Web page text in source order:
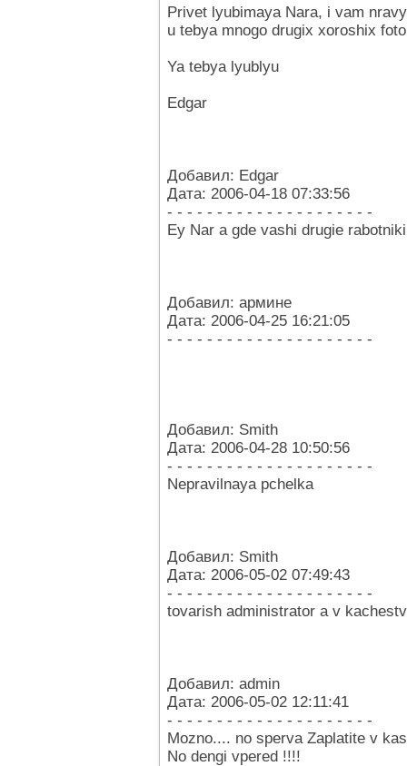
Privet lyubimaya Nara, i vam
u tebya mnogo drugix xoroshix
Ya tebya lyublyu
Edgar
Добавил: Edgar
Дата: 2006-04-18 07:33:56
- - - - - - - - - - - - - - - - - - - - -
Ey Nar a gde vashi drugie
Добавил: армине
Дата: 2006-04-25 16:21:05
- - - - - - - - - - - - - - - - - - - - -
Добавил: Smith
Дата: 2006-04-28 10:50:56
- - - - - - - - - - - - - - - - - - - - -
Nepravilnaya pchelka
Добавил: Smith
Дата: 2006-05-02 07:49:43
- - - - - - - - - - - - - - - - - - - - -
tovarish administrator a v
Добавил: admin
Дата: 2006-05-02 12:11:41
- - - - - - - - - - - - - - - - - - - - -
Mozno.... no sperva Zaplatite v
No dengi vpered !!!!